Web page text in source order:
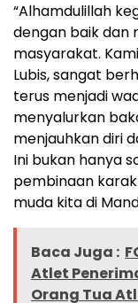
“Alhamdulillah
dengan baik dan
masyarakat.
Lubis, sangat
terus menjadi
menyalurkan
menjauhkan diri
Ini bukan hanya
pembinaan
muda kita di
Baca Juga :
Atlet
Orang Tua